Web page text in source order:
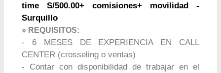
time S/500.00+ comisiones+ movilidad -
Surquillo
» REQUISITOS:
- 6 MESES DE EXPERIENCIA EN CALL
CENTER (crosseling o ventas)
- Contar con disponibilidad de trabajar en el